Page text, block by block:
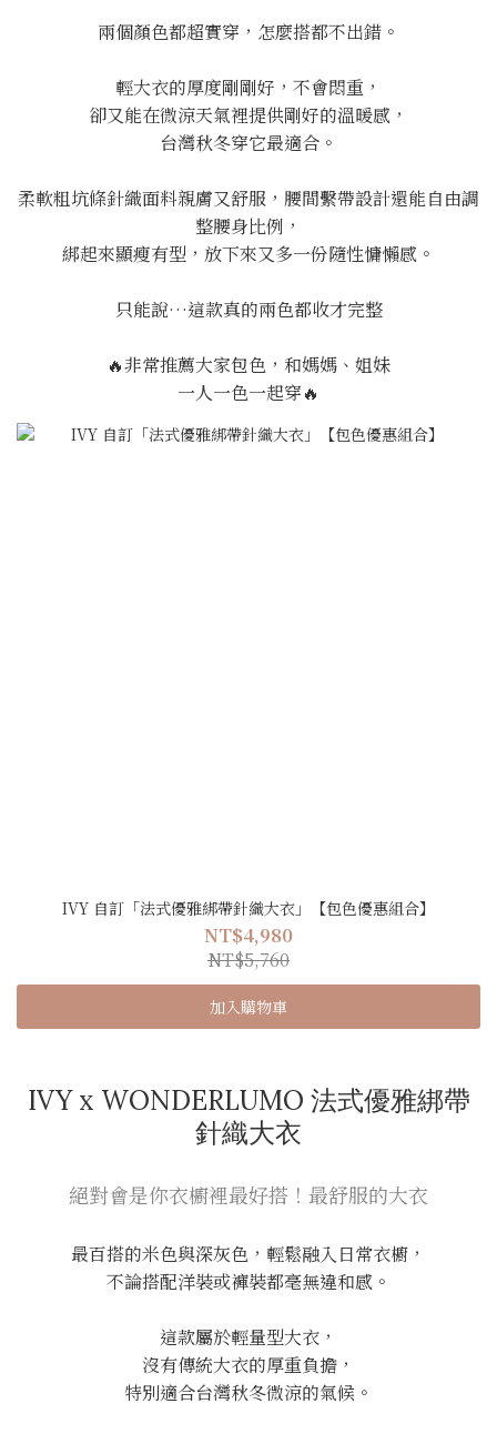
兩個顏色都超實穿，怎麼搭都不出錯。
輕大衣的厚度剛剛好，不會悶重，
卻又能在微涼天氣裡提供剛好的溫暖感，
台灣秋冬穿它最適合。
柔軟粗坑條針織面料親膚又舒服，腰間繫帶設計還能自由調
整腰身比例，
綁起來顯瘦有型，放下來又多一份隨性慵懶感。
只能說…這款真的兩色都收才完整
🔥非常推薦大家包色，和媽媽、姐妹
一人一色一起穿🔥
IVY 自訂「法式優雅綁帶針織大衣」【包色優惠組合】
NT$4,980
NT$5,760
加入購物車
IVY x WONDERLUMO 法式優雅綁帶
針織大衣
絕對會是你衣櫥裡最好搭！最舒服的大衣
最百搭的米色與深灰色，輕鬆融入日常衣櫥，
不論搭配洋裝或褲裝都毫無違和感。
這款屬於輕量型大衣，
沒有傳統大衣的厚重負擔，
特別適合台灣秋冬微涼的氣候。